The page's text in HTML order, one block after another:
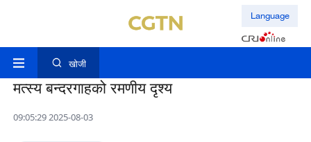
Language
खोजी
मत्स्य बन्दरगाहको रमणीय दृश्य
09:05:29 2025-08-03